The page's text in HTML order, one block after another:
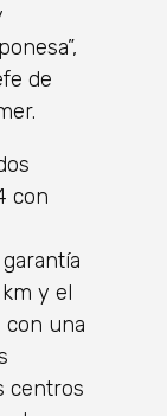
de
con
y el
con una
centros